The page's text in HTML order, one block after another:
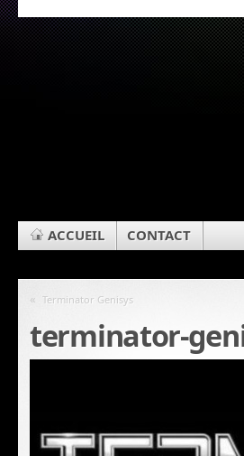
ACCUEIL CONTACT
« Terminator Genisys
terminator-